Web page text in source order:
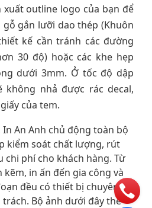
xuất outline logo của bạn để
gắn lưỡi dao thép (Khuôn
kế cần tránh các đường
30 độ) hoặc các khe hẹp
dưới 3mm. Ở tốc độ dập
không nhả được rác decal,
của tem.
An Anh chủ động toàn bộ
kiểm soát chất lượng, rút
chi phí cho khách hàng. Từ
in ấn đến gia công và
đều có thiết bị chuyên
Bộ ảnh dưới đây thể